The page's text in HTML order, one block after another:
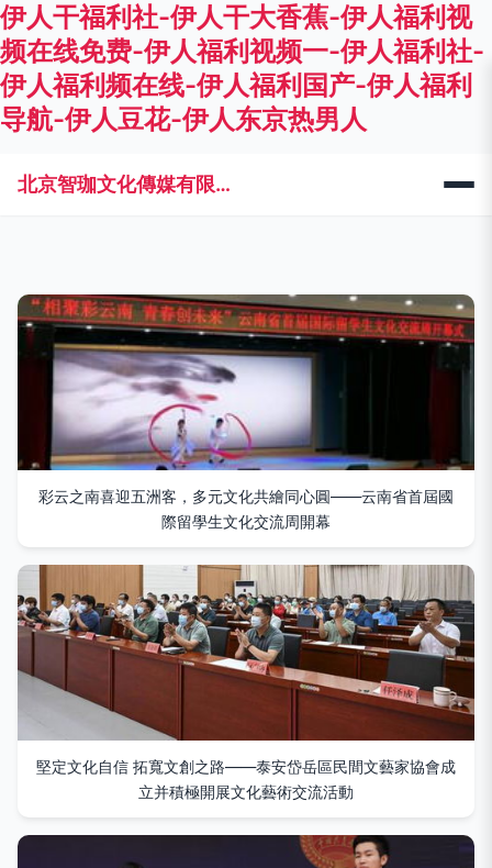
伊人干福利社-伊人干大香蕉-伊人福利视
频在线免费-伊人福利视频一-伊人福利社-
伊人福利频在线-伊人福利国产-伊人福利
导航-伊人豆花-伊人东京热男人
北京智珈文化傳媒有限公司
彩云之南喜迎五洲客，多元文化共繪同心圓——云南省首屆國
際留學生文化交流周開幕
堅定文化自信 拓寬文創之路——泰安岱岳區民間文藝家協會成
立并積極開展文化藝術交流活動